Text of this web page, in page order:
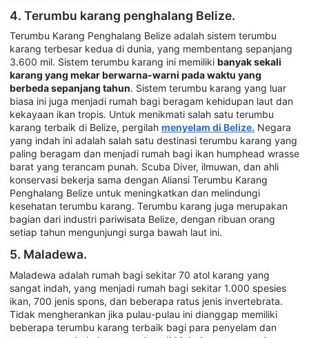
4. Terumbu karang penghalang Belize.
Terumbu Karang Penghalang Belize adalah sistem terumbu
karang terbesar kedua di dunia, yang membentang sepanjang
3.600 mil. Sistem terumbu karang ini memiliki banyak sekali
karang yang mekar berwarna-warni pada waktu yang
berbeda sepanjang tahun. Sistem terumbu karang yang luar
biasa ini juga menjadi rumah bagi beragam kehidupan laut dan
kekayaan ikan tropis. Untuk menikmati salah satu terumbu
karang terbaik di Belize, pergilah menyelam di Belize. Negara
yang indah ini adalah salah satu destinasi terumbu karang yang
paling beragam dan menjadi rumah bagi ikan humphead wrasse
barat yang terancam punah. Scuba Diver, ilmuwan, dan ahli
konservasi bekerja sama dengan Aliansi Terumbu Karang
Penghalang Belize untuk meningkatkan dan melindungi
kesehatan terumbu karang. Terumbu karang juga merupakan
bagian dari industri pariwisata Belize, dengan ribuan orang
setiap tahun mengunjungi surga bawah laut ini.
5. Maladewa.
Maladewa adalah rumah bagi sekitar 70 atol karang yang
sangat indah, yang menjadi rumah bagi sekitar 1.000 spesies
ikan, 700 jenis spons, dan beberapa ratus jenis invertebrata.
Tidak mengherankan jika pulau-pulau ini dianggap memiliki
beberapa terumbu karang terbaik bagi para penyelam dan